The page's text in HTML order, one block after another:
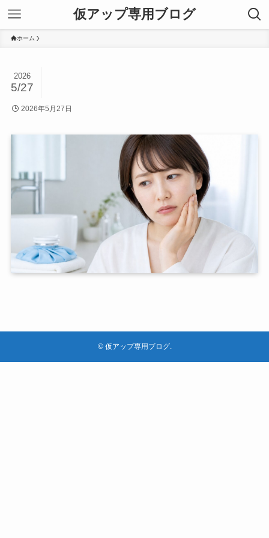
仮アップ専用ブログ
ホーム
2026
5/27
2026年5月27日
©仮アップ専用ブログ.